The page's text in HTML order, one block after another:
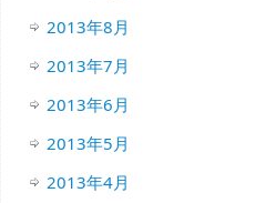
2013年8月
2013年7月
2013年6月
2013年5月
2013年4月